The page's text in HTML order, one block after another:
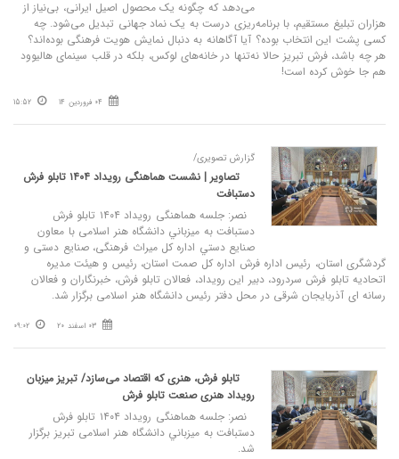
می‌دهد که چگونه یک محصول اصیل ایرانی، بی‌نیاز از
هزاران تبلیغ مستقیم، با برنامه‌ریزی درست به یک نماد جهانی تبدیل می‌شود. چه
کسی پشت این انتخاب بوده؟ آیا آگاهانه به دنبال نمایش هویت فرهنگی بوده‌اند؟
هر چه باشد، فرش تبریز حالا نه‌تنها در خانه‌های لوکس، بلکه در قلب سینمای هالیوود
هم جا خوش کرده است!
04 فروردین 14 15:52
گزارش تصویری/
تصاویر | نشست هماهنگی رویداد ۱۴۰۴ تابلو فرش
دستبافت
نصر: جلسه هماهنگی رویداد ۱۴۰۴ تابلو فرش
دستبافت به ميزباني دانشگاه هنر اسلامی با معاون
صنایع دستي اداره کل میراث فرهنگی، صنایع دستی و
گردشگری استان، رئیس اداره فرش اداره کل صمت استان، رئیس و هیئت مدیره
اتحادیه تابلو فرش سردرود، دبیر این رویداد، فعالان تابلو فرش، خبرنگاران و فعالان
رسانه ای آذربایجان شرقی در محل دفتر رئیس دانشگاه هنر اسلامی برگزار شد.
03 اسفند 20 09:02
تابلو فرش، هنری که اقتصاد می‌سازد/ تبریز میزبان
رویداد هنری صنعت تابلو فرش
نصر: جلسه هماهنگی رویداد ۱۴۰۴ تابلو فرش
دستبافت به ميزباني دانشگاه هنر اسلامی تبریز برگزار
شد.